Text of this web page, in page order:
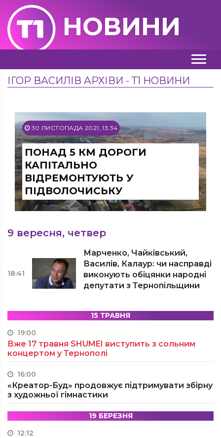
НОВИНИ
ІГОР ВАСИЛІВ АРХІВИ - Т1 НОВИНИ
30 ЛИСТОПАДА 2021, 13:34
ПОНАД 5 КМ ДОРОГИ
КАПІТАЛЬНО
ВІДРЕМОНТУЮТЬ У
ПІДВОЛОЧИСЬКУ
9 вересня, четвер
18:41
Марченко, Чайківський,
Василів, Калаур: чи насправді
виконують обіцянки народні
депутати з Тернопільщини
15 ТРАВНЯ
19:00
Вже 17 травня SHUMEI виступить з сольним
концертом у Тернополі
16:00
«Креатор-Буд» продовжує підтримувати збірну
з художньої гімнастики
19 БЕРЕЗНЯ
12:12